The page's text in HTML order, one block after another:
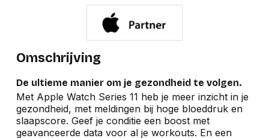
Omschrijving
De ultieme manier om je gezondheid te volgen.
Met Apple Watch Series 11 heb je meer inzicht in je
gezondheid, met meldingen bij hoge bloeddruk en
slaapscore. Geef je conditie een boost met
geavanceerde data voor al je workouts. En een